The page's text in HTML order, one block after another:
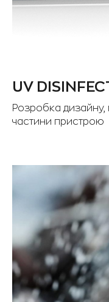
UV
Розробка дизайну,
частини пристрою